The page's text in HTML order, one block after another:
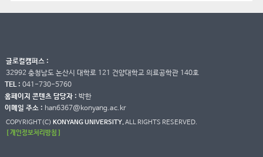
글로컬캠퍼스 :
32992 충청남도 논산시 대학로 121 건양대학교 의료공학관 140호
TEL : 041-730-5760
홈페이지 콘텐츠 담당자 : 박한
이메일 주소 : han6367@konyang.ac.kr
COPYRIGHT(C) KONYANG UNIVERSITY.ALL RIGHTS RESERVED.
[ 개인정보처리방침 ]